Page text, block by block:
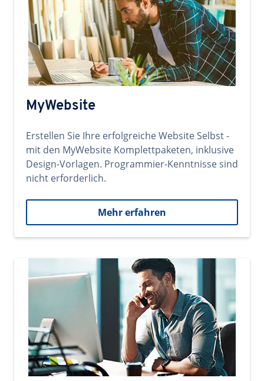
MyWebsite
Erstellen Sie Ihre erfolgreiche Website Selbst -
mit den MyWebsite Komplettpaketen, inklusive
Design-Vorlagen. Programmier-Kenntnisse sind
nicht erforderlich.
Mehr erfahren